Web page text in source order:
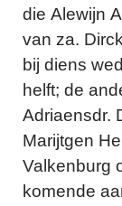
die Alewijn
van za.
bij diens
helft; de
Adriaensdr.
Marijtgen
Valkenburg
komende